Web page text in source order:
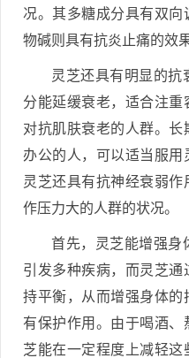
况。其多糖成分具有双向
物碱则具有抗炎止痛的效果
灵芝还具有明显的
分能延缓衰老，适合注重
对抗肌肤衰老的人群。
办公的人，可以适当服用
灵芝还具有抗神经衰弱
作压力大的人群的状况。
首先，灵芝能增强身
引发多种疾病，而灵芝
持平衡，从而增强身体
有保护作用。由于喝酒
芝能在一定程度上减轻